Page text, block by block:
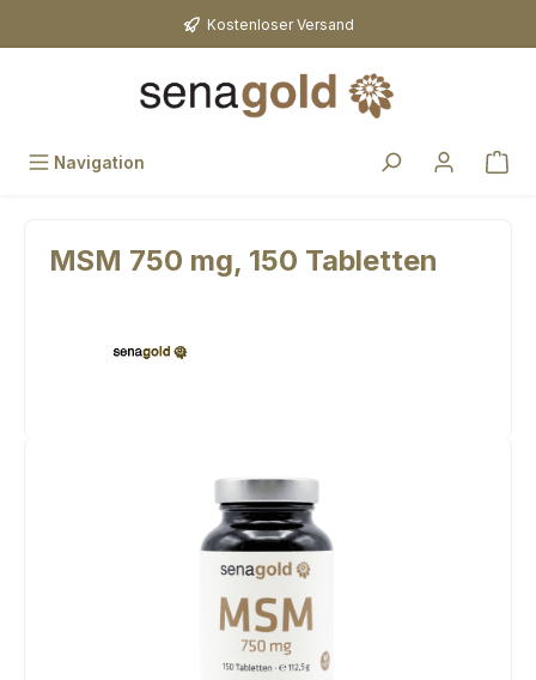
Zum Hauptinhalt springenKostenloser Versand
Navigation
MSM 750 mg, 150 Tabletten